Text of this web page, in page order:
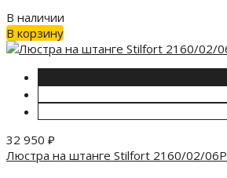
В наличии
В корзину
32 950 ₽
Люстра на штанге Stilfort 2160/02/06P